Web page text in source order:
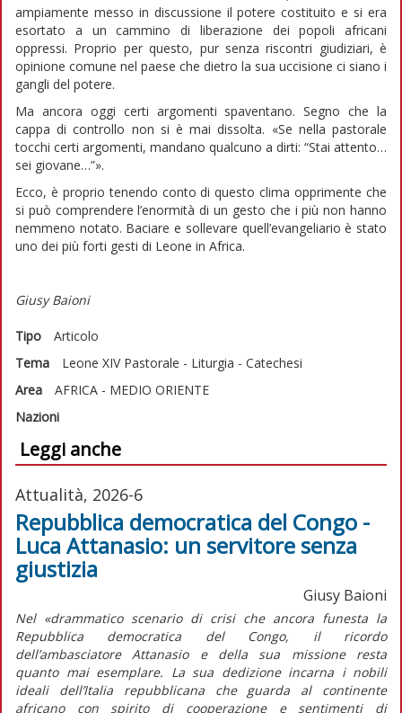
ampiamente messo in discussione il potere costituito e si era
esortato a un cammino di liberazione dei popoli africani
oppressi. Proprio per questo, pur senza riscontri giudiziari, è
opinione comune nel paese che dietro la sua uccisione ci siano i
gangli del potere.
Ma ancora oggi certi argomenti spaventano. Segno che la
cappa di controllo non si è mai dissolta. «Se nella pastorale
tocchi certi argomenti, mandano qualcuno a dirti: “Stai attento…
sei giovane…”».
Ecco, è proprio tenendo conto di questo clima opprimente che
si può comprendere l’enormità di un gesto che i più non hanno
nemmeno notato. Baciare e sollevare quell’evangeliario è stato
uno dei più forti gesti di Leone in Africa.
Giusy Baioni
Tipo
Articolo
Tema
Leone XIV Pastorale - Liturgia - Catechesi
Area
AFRICA - MEDIO ORIENTE
Nazioni
Leggi anche
Attualità, 2026-6
Repubblica democratica del Congo -
Luca Attanasio: un servitore senza
giustizia
Giusy Baioni
Nel «drammatico scenario di crisi che ancora funesta la
Repubblica democratica del Congo, il ricordo
dell’ambasciatore Attanasio e della sua missione resta
quanto mai esemplare. La sua dedizione incarna i nobili
ideali dell’Italia repubblicana che guarda al continente
africano con spirito di cooperazione e sentimenti di